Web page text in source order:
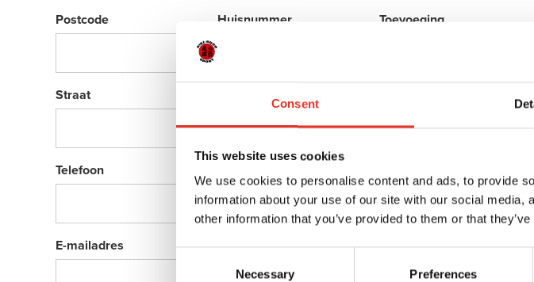
Consent
This website uses cookies
We use cookies to personalise content and ads, to provide
information about your use of our site with our social
other information that you’ve provided to them or that
Necessary Preferences
Postcode Huisnummer Toevoeging
Straat
Telefoon
E-mailadres